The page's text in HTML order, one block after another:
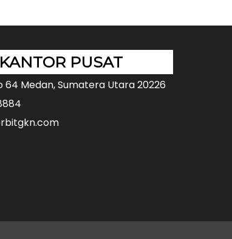
KANTOR PUSAT
64 Medan, Sumatera Utara 20226